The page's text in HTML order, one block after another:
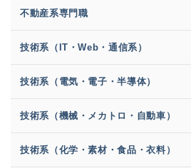
不動産系専門職
技術系（IT・Web・通信系）
技術系（電気・電子・半導体）
技術系（機械・メカトロ・自動車）
技術系（化学・素材・食品・衣料）